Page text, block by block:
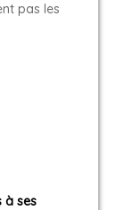
pas les
à ses